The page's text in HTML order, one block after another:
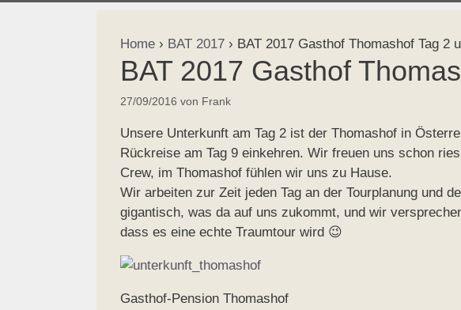
Home › BAT 2017 › BAT 2017 Gasthof Thomashof Tag 2
BAT 2017 Gasthof
27/09/2016 von Frank
Unsere Unterkunft am Tag 2 ist der Thomashof in
Rückreise am Tag 9 einkehren. Wir freuen uns schon
Crew, im Thomashof fühlen wir uns zu Hause.
Wir arbeiten zur Zeit jeden Tag an der Tourplanung und
gigantisch, was da auf uns zukommt, und wir
dass es eine echte Traumtour wird 😉
Gasthof-Pension Thomashof